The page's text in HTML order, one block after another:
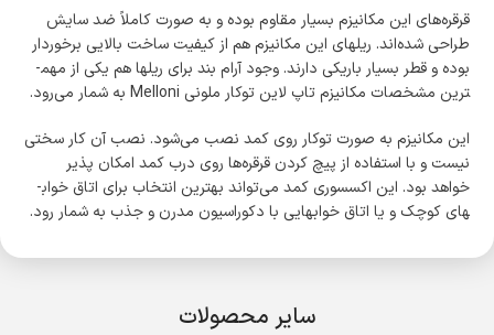
قرقره‌­های این مکانیزم بسیار مقاوم بوده و به صورت کاملاً ضد سایش
طراحی شده‌­اند. ریل­های این مکانیزم هم از کیفیت ساخت بالایی برخوردار
بوده و قطر بسیار باریکی دارند. وجود آرام بند برای ریل­ها هم یکی از مهم­
ترین مشخصات مکانیزم تاپ لاین توکار ملونی Melloni به شمار می­‌رود.
این مکانیزم به صورت توکار روی کمد نصب می­‌شود. نصب آن کار سختی
نیست و با استفاده از پیچ کردن قرقره‌­ها روی درب کمد امکان پذیر
خواهد بود. این اکسسوری کمد می‌­تواند بهترین انتخاب برای اتاق خواب­
های کوچک و یا اتاق خواب­هایی با دکوراسیون مدرن و جذب به شمار رود.
سایر محصولات